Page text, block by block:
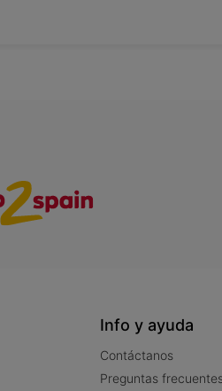
Info y ayuda
Contáctanos
Preguntas